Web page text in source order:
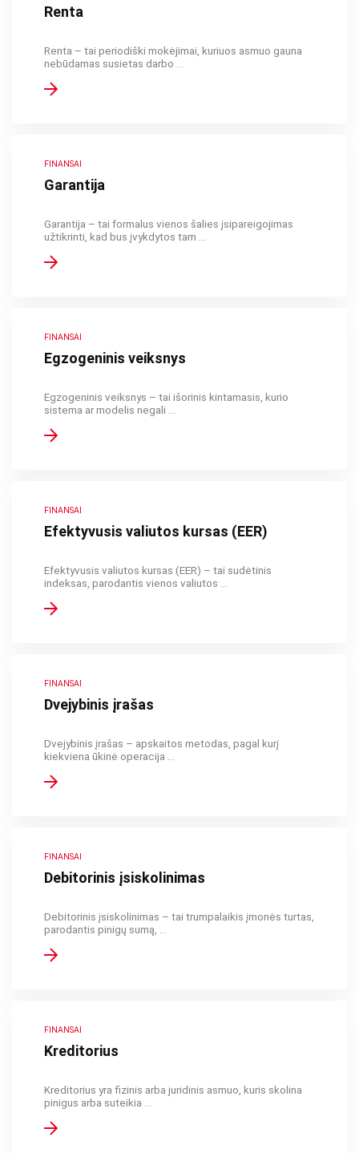
Renta
Renta – tai periodiški mokėjimai, kuriuos asmuo gauna
nebūdamas susietas darbo ...
FINANSAI
Garantija
Garantija – tai formalus vienos šalies įsipareigojimas
užtikrinti, kad bus įvykdytos tam ...
FINANSAI
Egzogeninis veiksnys
Egzogeninis veiksnys – tai išorinis kintamasis, kurio
sistema ar modelis negali ...
FINANSAI
Efektyvusis valiutos kursas (EER)
Efektyvusis valiutos kursas (EER) – tai sudėtinis
indeksas, parodantis vienos valiutos ...
FINANSAI
Dvejybinis įrašas
Dvejybinis įrašas – apskaitos metodas, pagal kurį
kiekviena ūkinė operacija ...
FINANSAI
Debitorinis įsiskolinimas
Debitorinis įsiskolinimas – tai trumpalaikis įmonės turtas,
parodantis pinigų sumą, ...
FINANSAI
Kreditorius
Kreditorius yra fizinis arba juridinis asmuo, kuris skolina
pinigus arba suteikia ...